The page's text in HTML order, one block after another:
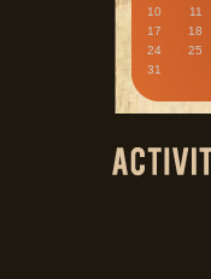
10
11
17
18
24
25
31